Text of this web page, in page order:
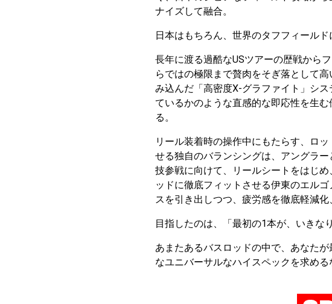
ナイズして融合。
日本はもちろん、世界のタフフィール
長年に渡る過酷なUSツアーの歴戦から
らではの極限まで贅肉をそぎ落として
み込んだ「高密度X-グラファイト」シ
ているかのような直感的な即応性を生
る。
リール装着時の操作中にもたらす、ロ
せる独自のバランシングは、アングラ
技参戦に向けて、リールシートをはじ
ッドに徹底フィットさせる伊東のエル
スを引き出しつつ、疲労感を徹底軽減
目指したのは、「最初の1本が、いきな
あまたあるバスロッドの中で、あなた
なユニバーサルなハイスペックを求め